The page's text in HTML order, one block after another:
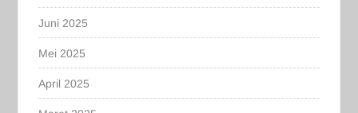
Juni 2025
Mei 2025
April 2025